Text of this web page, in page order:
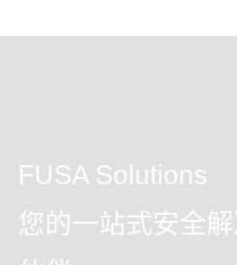
FUSA Solutions
您的一站式安全